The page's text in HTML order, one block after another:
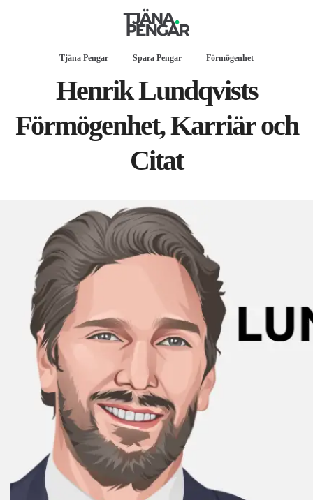
Tjäna Pengar Spara Pengar Förmögenhet
Henrik Lundqvists
Förmögenhet, Karriär och
Citat